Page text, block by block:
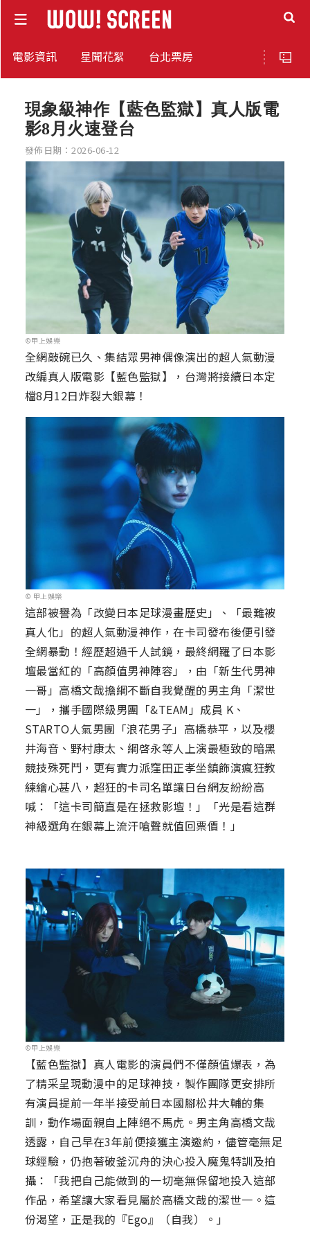
電影資訊 星聞花絮 台北票房
現象級神作【藍色監獄】真人版電
影8月火速登台
發佈日期：2026-06-12
©甲上娛樂
全網敲碗已久、集結眾男神偶像演出的超人氣動漫
改編真人版電影【藍色監獄】，台灣將接續日本定
檔8月12日炸裂大銀幕！
© 甲上娛樂
這部被譽為「改變日本足球漫畫歷史」、「最難被
真人化」的超人氣動漫神作，在卡司發布後便引發
全網暴動！經歷超過千人試鏡，最終網羅了日本影
壇最當紅的「高顏值男神陣容」，由「新生代男神
一哥」高橋文哉擔綱不斷自我覺醒的男主角「潔世
一」，攜手國際級男團「&TEAM」成員 K、
STARTO人氣男團「浪花男子」高橋恭平，以及櫻
井海音、野村康太、綱啓永等人上演最極致的暗黑
競技殊死鬥，更有實力派窪田正孝坐鎮飾演瘋狂教
練繪心甚八，超狂的卡司名單讓日台網友紛紛高
喊：「這卡司簡直是在拯救影壇！」「光是看這群
神級選角在銀幕上流汗嗆聲就值回票價！」
©甲上娛樂
【藍色監獄】真人電影的演員們不僅顏值爆表，為
了精采呈現動漫中的足球神技，製作團隊更安排所
有演員提前一年半接受前日本國腳松井大輔的集
訓，動作場面親自上陣絕不馬虎。男主角高橋文哉
透露，自己早在3年前便接獲主演邀約，儘管毫無足
球經驗，仍抱著破釜沉舟的決心投入魔鬼特訓及拍
攝：「我把自己能做到的一切毫無保留地投入這部
作品，希望讓大家看見屬於高橋文哉的潔世一。這
份渴望，正是我的『Ego』（自我）。」